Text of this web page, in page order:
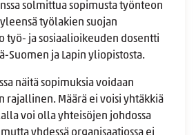
solmittua sopimusta työnteon
työlakien suojan
työ- ja sosiaalioikeuden dosentti
Suomen ja Lapin yliopistosta.
näitä sopimuksia voidaan
rajallinen. Määrä ei voisi yhtäkkiä
voi olla yhteisöjen johdossa